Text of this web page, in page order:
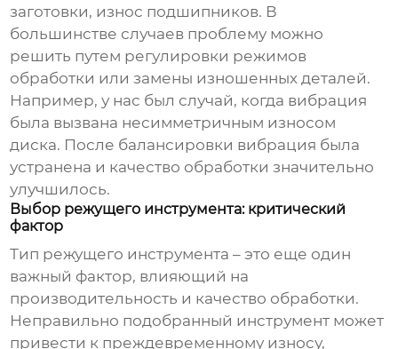
заготовки, износ подшипников. В
большинстве случаев проблему можно
решить путем регулировки режимов
обработки или замены изношенных деталей.
Например, у нас был случай, когда вибрация
была вызвана несимметричным износом
диска. После балансировки вибрация была
устранена и качество обработки значительно
улучшилось.
Выбор режущего инструмента: критический
фактор
Тип режущего инструмента – это еще один
важный фактор, влияющий на
производительность и качество обработки.
Неправильно подобранный инструмент может
привести к преждевременному износу,